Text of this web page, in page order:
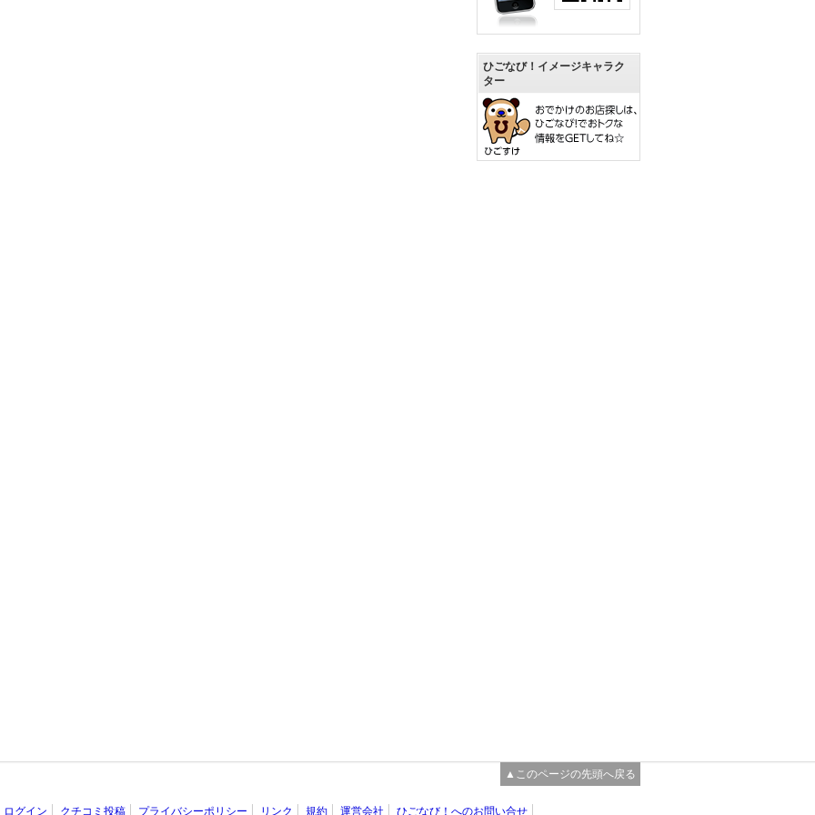
ひごなび！イメージキャラク
ター
▲このページの先頭へ戻る
ログイン クチコミ投稿 プライバシーポリシー リンク 規約 運営会社 ひごなび！へのお問い合せ